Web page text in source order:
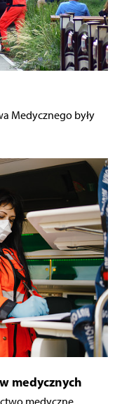
Medycznego były
medycznych